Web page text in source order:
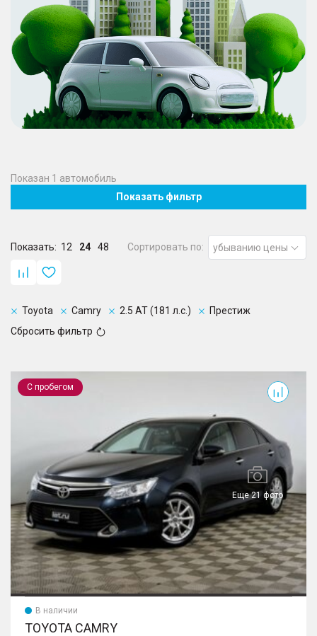
Показан 1 автомобиль
Показать фильтр
Показать: 12 24 48 Сортировать по: убыванию цены
Toyota Camry 2.5 AT (181 л.с.)
Престиж
Сбросить фильтр
С пробегом
Еще 21 фото
Camry
В наличии
TOYOTA CAMRY